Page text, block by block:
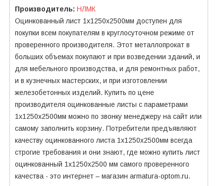
Производитель: НЛМК
Оцинкованный лист 1х1250х2500мм доступен для
покупки всем покупателям в круглосуточном режиме от
проверенного производителя. Этот металлопрокат в
больших объемах покупают и при возведении зданий, и
для мебельного производства, и для ремонтных работ,
и в кузнечных мастерских, и при изготовлении
железобетонных изделий. Купить по цене
производителя оцинкованные листы с параметрами
1х1250х2500мм можно по звонку менеджеру на сайт или
самому заполнить корзину. Потребители предъявляют
качеству оцинкованного листа 1х1250х2500мм всегда
строгие требования и они знают, где можно купить лист
оцинкованный 1х1250х2500 мм самого проверенного
качества - это интернет – магазин armatura-optom.ru.